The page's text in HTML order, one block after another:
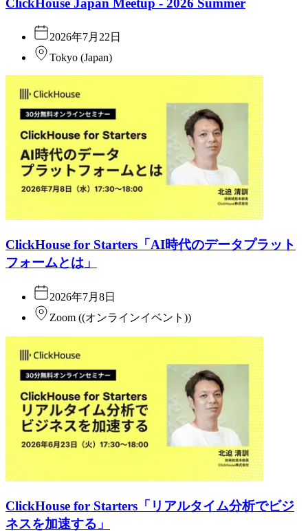
ClickHouse Japan Meetup - 2026 Summer
2026年7月22日
Tokyo (Japan)
ClickHouse for Starters「AI時代のデータプラット
フォームとは」
2026年7月8日
Zoom ((オンラインイベント))
ClickHouse for Starters「リアルタイム分析でビジ
ネスを加速する」